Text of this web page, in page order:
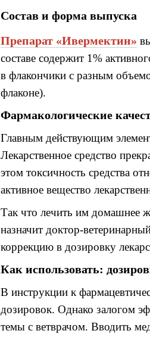
Состав и форма выпуска
Препарат «Ивермектин»
составе содержит 1%
в флакончики с разным
флаконе).
Фармакологические
Главным действующим
Лекарственное средство
этом токсичность средства
активное вещество
Так что лечить им домашнее
назначит доктор-
коррекцию в дозировку
Как использовать:
В инструкции к
дозировок. Однако залогом
темы с ветврачом. Вводить